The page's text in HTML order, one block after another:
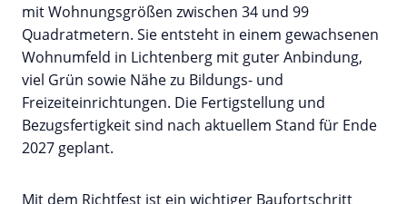
mit Wohnungsgrößen zwischen 34 und 99
Quadratmetern. Sie entsteht in einem gewachsenen
Wohnumfeld in Lichtenberg mit guter Anbindung,
viel Grün sowie Nähe zu Bildungs- und
Freizeiteinrichtungen. Die Fertigstellung und
Bezugsfertigkeit sind nach aktuellem Stand für Ende
2027 geplant.
Mit dem Richtfest ist ein wichtiger Baufortschritt